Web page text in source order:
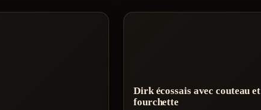
Dirk écossais avec couteau et
fourchette